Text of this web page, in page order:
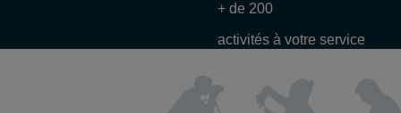
+ de 200
activités à votre service